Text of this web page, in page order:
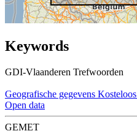
Keywords
GDI-Vlaanderen Trefwoorden
Geografische gegevens Kosteloos
Open data
GEMET